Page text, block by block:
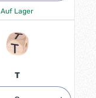
Auf Lager
T